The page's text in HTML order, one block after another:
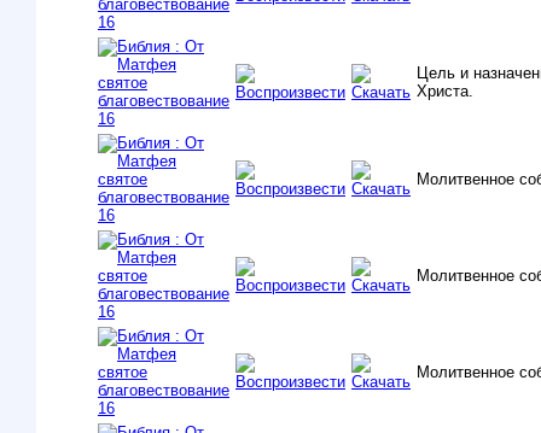
Цель и
Христа.
Молитвенное
Молитвенное
Молитвенное